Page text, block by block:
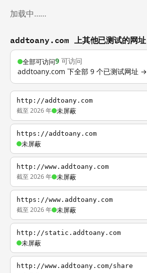
加载中……
addtoany.com 上其他已测试的网址
全部可访问9 可访问
addtoany.com 下全部 9 个已测试网址 →
http://addtoany.com
截至 2026 年 未屏蔽
https://addtoany.com
未屏蔽
http://www.addtoany.com
截至 2026 年 未屏蔽
https://www.addtoany.com
截至 2026 年 未屏蔽
http://static.addtoany.com
未屏蔽
http://www.addtoany.com/share